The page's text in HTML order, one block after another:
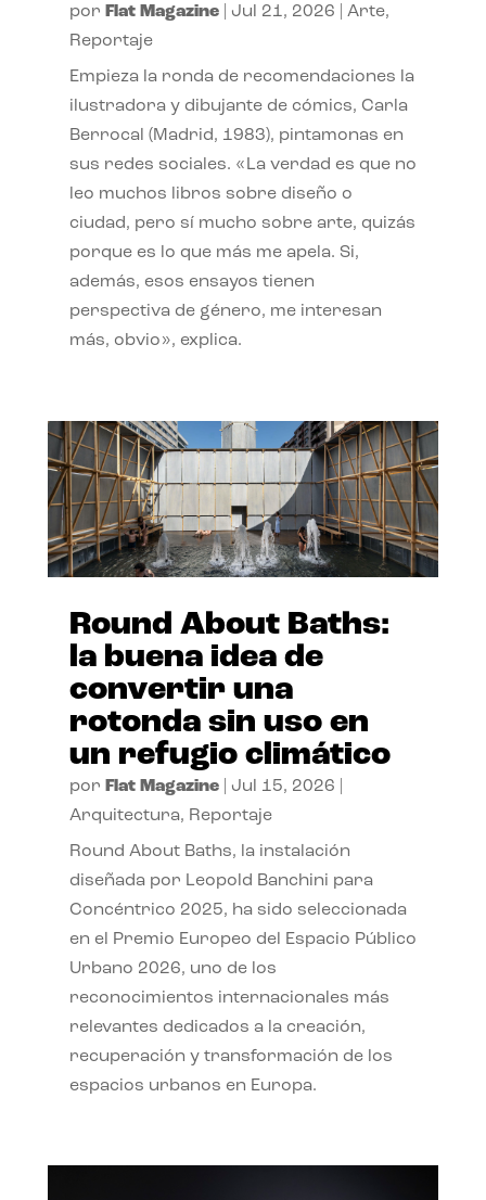
por Flat Magazine| Jul 21, 2026 Arte,
Reportaje
Empieza la ronda de recomendaciones la
ilustradora y dibujante de cómics, Carla
Berrocal (Madrid, 1983), pintamonas en
sus redes sociales. «La verdad es que no
leo muchos libros sobre diseño o
ciudad, pero sí mucho sobre arte, quizás
porque es lo que más me apela. Si,
además, esos ensayos tienen
perspectiva de género, me interesan
más, obvio», explica.
Round About Baths:
la buena idea de
convertir una
rotonda sin uso en
un refugio climático
por Flat Magazine| Jul 15, 2026
Arquitectura, Reportaje
Round About Baths, la instalación
diseñada por Leopold Banchini para
Concéntrico 2025, ha sido seleccionada
en el Premio Europeo del Espacio Público
Urbano 2026, uno de los
reconocimientos internacionales más
relevantes dedicados a la creación,
recuperación y transformación de los
espacios urbanos en Europa.